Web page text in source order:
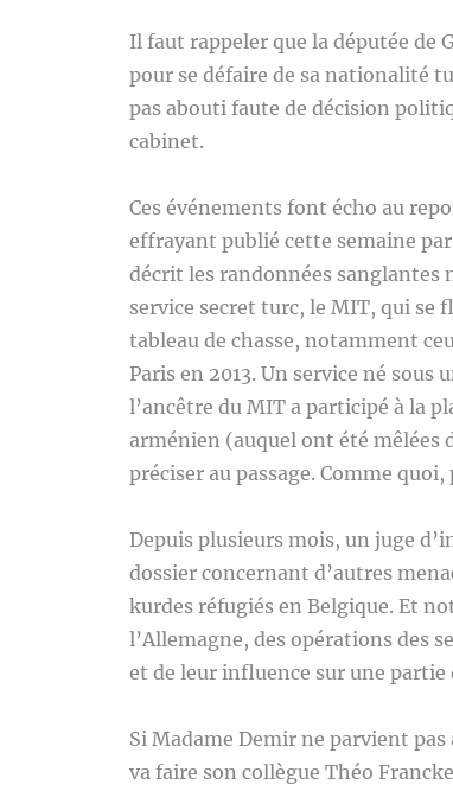
Il faut rappeler que la députée de
pour se défaire de sa nationalité
pas abouti faute de décision
cabinet.
Ces événements font écho au
effrayant publié cette semaine
décrit les randonnées sanglantes
service secret turc, le MIT, qui se
tableau de chasse, notamment
Paris en 2013. Un service né sous
l’ancêtre du MIT a participé à la
arménien (auquel ont été mêlées
préciser au passage. Comme
Depuis plusieurs mois, un juge
dossier concernant d’autres
kurdes réfugiés en Belgique. Et
l’Allemagne, des opérations des
et de leur influence sur une partie
Si Madame Demir ne parvient
va faire son collègue Théo